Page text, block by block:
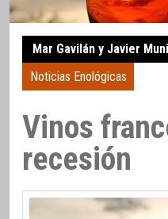
Mar Gavilán y Javier
Noticias Enológicas
Vinos
recesión